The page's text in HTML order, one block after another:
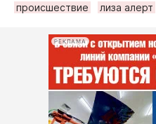
происшествие
лиза алерт
РЕКЛАМА